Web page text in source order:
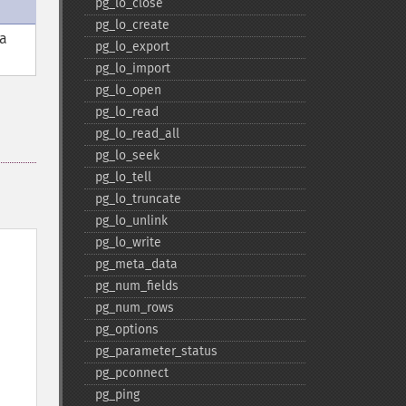
pg_​lo_​close
pg_​lo_​create
pg_​lo_​export
pg_​lo_​import
pg_​lo_​open
pg_​lo_​read
pg_​lo_​read_​all
pg_​lo_​seek
pg_​lo_​tell
pg_​lo_​truncate
pg_​lo_​unlink
pg_​lo_​write
pg_​meta_​data
pg_​num_​fields
pg_​num_​rows
pg_​options
pg_​parameter_​status
pg_​pconnect
pg_​ping